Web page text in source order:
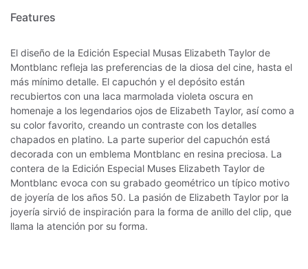
Features
El diseño de la Edición Especial Musas Elizabeth Taylor de
Montblanc refleja las preferencias de la diosa del cine, hasta el
más mínimo detalle. El capuchón y el depósito están
recubiertos con una laca marmolada violeta oscura en
homenaje a los legendarios ojos de Elizabeth Taylor, así como a
su color favorito, creando un contraste con los detalles
chapados en platino. La parte superior del capuchón está
decorada con un emblema Montblanc en resina preciosa. La
contera de la Edición Especial Muses Elizabeth Taylor de
Montblanc evoca con su grabado geométrico un típico motivo
de joyería de los años 50. La pasión de Elizabeth Taylor por la
joyería sirvió de inspiración para la forma de anillo del clip, que
llama la atención por su forma.